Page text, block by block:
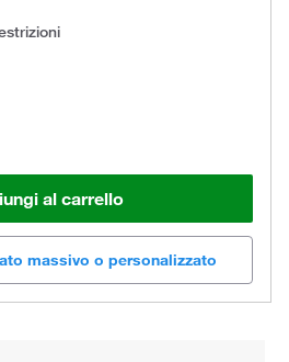
al carrello
massivo o personalizzato